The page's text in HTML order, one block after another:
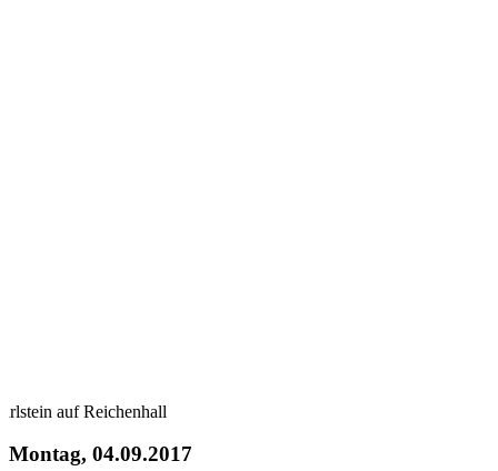
auf Reichenhall
Montag, 04.09.2017